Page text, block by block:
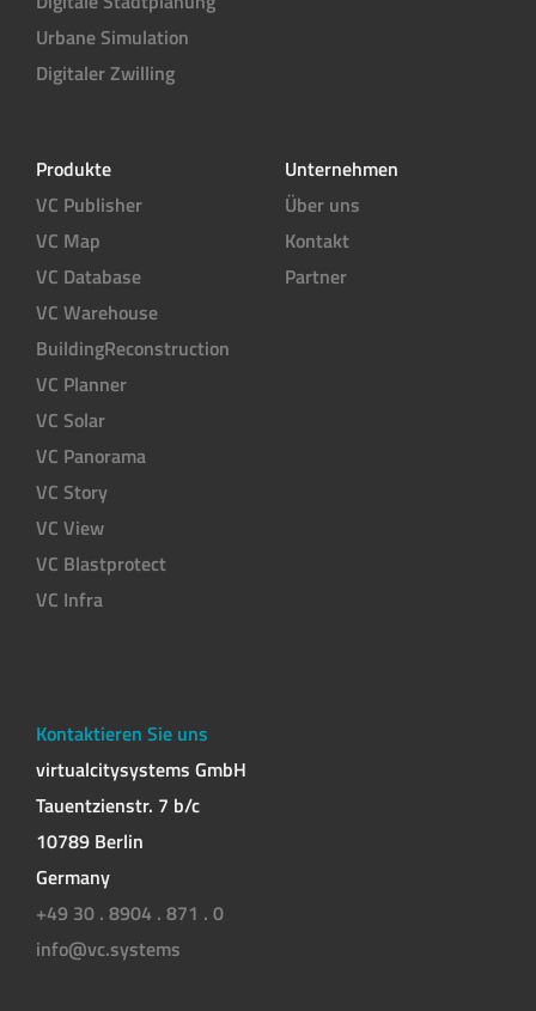
Urbane Simulation
Digitaler Zwilling
Produkte
VC Publisher
VC Map
VC Database
VC Warehouse
BuildingReconstruction
VC Planner
VC Solar
VC Panorama
VC Story
VC View
VC Blastprotect
VC Infra
Unternehmen
Über uns
Kontakt
Partner
Kontaktieren Sie uns
virtualcitysystems GmbH
Tauentzienstr. 7 b/c
10789 Berlin
Germany
+49 30 . 8904 . 871 . 0
info@vc.systems